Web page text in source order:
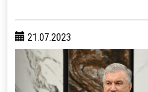
21.07.2023